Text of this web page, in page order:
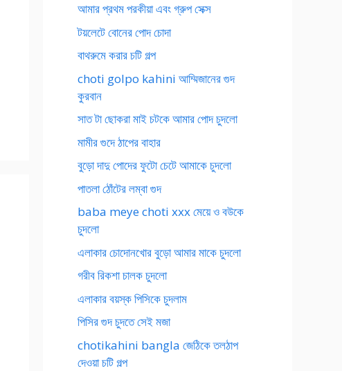
আমার প্রথম পরকীয়া এবং গ্রুপ সেক্স
টয়লেটে বোনের পোদ চোদা
বাথরুমে করার চটি গল্প
choti golpo kahini আম্মিজানের গুদ
কুরবান
সাত টা ছোকরা মাই চটকে আমার পোদ চুদলো
মামীর গুদে ঠাপের বাহার
বুড়ো দাদু পোদের ফুটো চেটে আমাকে চুদলো
পাতলা ঠোঁটের লম্বা গুদ
baba meye choti xxx মেয়ে ও বউকে
চুদলো
এলাকার চোদোনখোর বুড়ো আমার মাকে চুদলো
গরীব রিকশা চালক চুদলো
এলাকার বয়স্ক পিসিকে চুদলাম
পিসির গুদ চুদতে সেই মজা
chotikahini bangla জেঠিকে তলঠাপ
দেওয়া চটি গল্প